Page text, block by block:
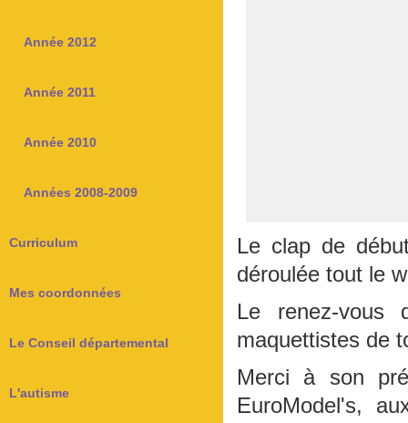
Année 2012
Année 2011
Année 2010
Années 2008-2009
Curriculum
Mes coordonnées
Le Conseil départemental
L'autisme
Le clap de
déroulée tout le
Le renez-vous
maquettistes de
Merci à son
EuroModel's,